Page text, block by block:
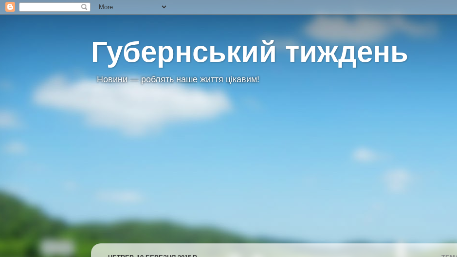
Губернський тиждень
Новини — роблять наше життя цікавим!